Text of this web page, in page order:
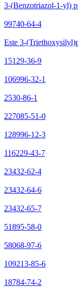
3-(Benzotriazol-1-yl)
99740-64-4
Este 3-
15129-36-9
106996-32-1
2530-86-1
227085-51-0
128996-12-3
116229-43-7
23432-62-4
23432-64-6
23432-65-7
51895-58-0
58068-97-6
109213-85-6
18784-74-2